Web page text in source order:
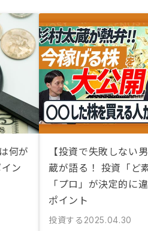
何が
ン
【投資で失敗しない
蔵が語る！ 投資「ど
「プロ」が決定的に
ポイント
投資する 2025.04.30